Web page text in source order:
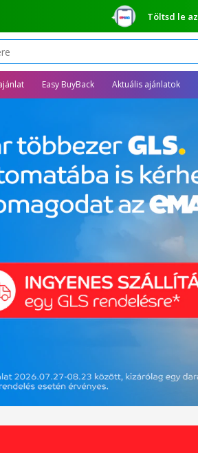
Töltsd le az
Easy BuyBack Aktuális ajánlatok